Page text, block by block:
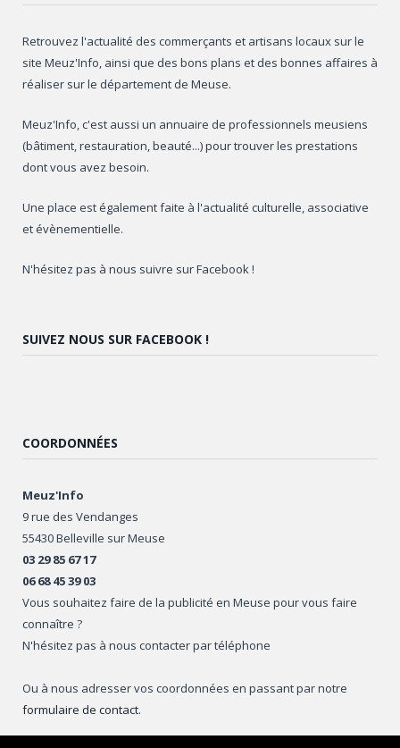
Retrouvez l'actualité des commerçants et artisans locaux sur le
site Meuz'Info, ainsi que des bons plans et des bonnes affaires à
réaliser sur le département de Meuse.
Meuz'Info, c'est aussi un annuaire de professionnels meusiens
(bâtiment, restauration, beauté...) pour trouver les prestations
dont vous avez besoin.
Une place est également faite à l'actualité culturelle, associative
et évènementielle.
N'hésitez pas à nous suivre sur Facebook !
SUIVEZ NOUS SUR FACEBOOK !
COORDONNÉES
Meuz'Info
9 rue des Vendanges
55430 Belleville sur Meuse
03 29 85 67 17
06 68 45 39 03
Vous souhaitez faire de la publicité en Meuse pour vous faire
connaître ?
N'hésitez pas à nous contacter par téléphone
Ou à nous adresser vos coordonnées en passant par notre
formulaire de contact.